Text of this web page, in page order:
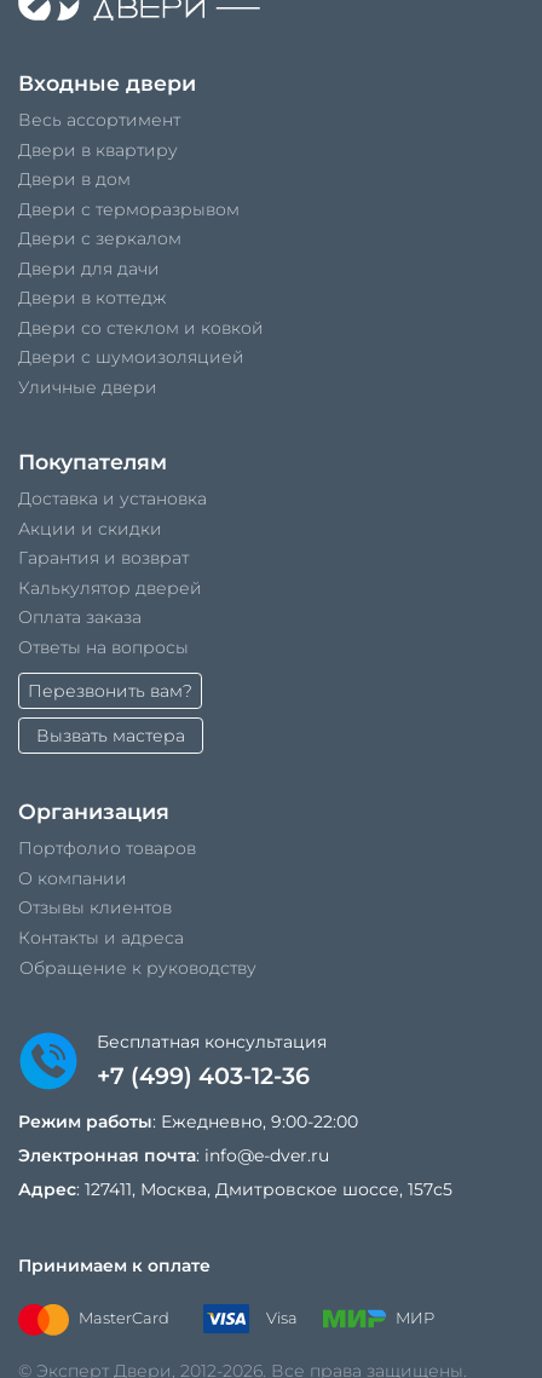
Входные двери
Весь ассортимент
Двери в квартиру
Двери в дом
Двери с терморазрывом
Двери с зеркалом
Двери для дачи
Двери в коттедж
Двери со стеклом и ковкой
Двери с шумоизоляцией
Уличные двери
Покупателям
Доставка и установка
Акции и скидки
Гарантия и возврат
Калькулятор дверей
Оплата заказа
Ответы на вопросы
Перезвонить вам?
Вызвать мастера
Организация
Портфолио товаров
О компании
Отзывы клиентов
Контакты и адреса
Обращение к руководству
Бесплатная консультация
+7 (499) 403-12-36
Режим работы: Ежедневно, 9:00-22:00
Электронная почта: info@e-dver.ru
Адрес: 127411, Москва, Дмитровское шоссе, 157с5
Принимаем к оплате
MasterCard Visa МИР
© Эксперт Двери, 2012-2026. Все права защищены.